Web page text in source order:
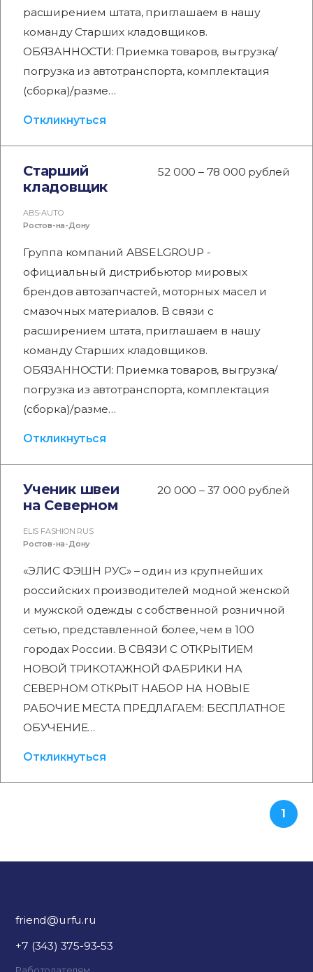
расширением штата, приглашаем в нашу
команду Старших кладовщиков.
ОБЯЗАННОСТИ: Приемка товаров, выгрузка/
погрузка из автотранспорта, комплектация
(сборка)/разме…
Откликнуться
Старший
кладовщик
52 000 – 78 000 рублей
ABS-AUTO
Ростов-на-Дону
Группа компаний ABSELGROUP -
официальный дистрибьютор мировых
брендов автозапчастей, моторных масел и
смазочных материалов. В связи с
расширением штата, приглашаем в нашу
команду Старших кладовщиков.
ОБЯЗАННОСТИ: Приемка товаров, выгрузка/
погрузка из автотранспорта, комплектация
(сборка)/разме…
Откликнуться
Ученик швеи
на Северном
20 000 – 37 000 рублей
ELIS FASHION RUS
Ростов-на-Дону
«ЭЛИС ФЭШН РУС» – один из крупнейших
российских производителей модной женской
и мужской одежды с собственной розничной
сетью, представленной более, чем в 100
городах России. В СВЯЗИ С ОТКРЫТИЕМ
НОВОЙ ТРИКОТАЖНОЙ ФАБРИКИ НА
СЕВЕРНОМ ОТКРЫТ НАБОР НА НОВЫЕ
РАБОЧИЕ МЕСТА ПРЕДЛАГАЕМ: БЕСПЛАТНОЕ
ОБУЧЕНИЕ…
Откликнуться
1
friend@urfu.ru
+7 (343) 375-93-53